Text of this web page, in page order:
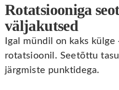
Rotatsiooniga
väljakutsed
Igal mündil on kaks külge
rotatsioonil. Seetõttu
järgmiste punktidega.